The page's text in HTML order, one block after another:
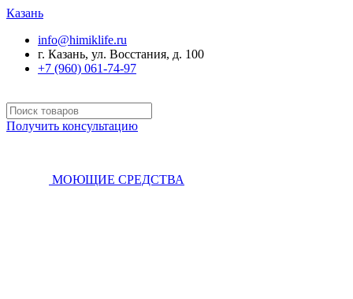
Казань
info@himiklife.ru
г. Казань, ул. Восстания, д. 100
+7 (960) 061-74-97
Получить консультацию
МОЮЩИЕ СРЕДСТВА